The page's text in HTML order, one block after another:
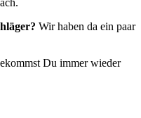
Wir haben da ein paar
Du immer wieder